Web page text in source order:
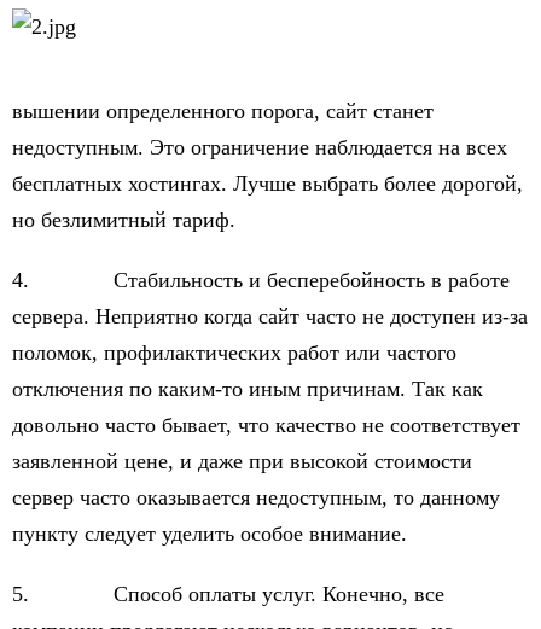
вышении определенного порога, сайт станет
недоступным. Это ограничение наблюдается на всех
бесплатных хостингах. Лучше выбрать более дорогой,
но безлимитный тариф.
4. Стабильность и бесперебойность в работе
сервера. Неприятно когда сайт часто не доступен из-за
поломок, профилактических работ или частого
отключения по каким-то иным причинам. Так как
довольно часто бывает, что качество не соответствует
заявленной цене, и даже при высокой стоимости
сервер часто оказывается недоступным, то данному
пункту следует уделить особое внимание.
5. Способ оплаты услуг. Конечно, все